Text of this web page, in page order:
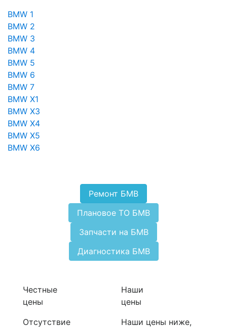
BMW 1
BMW 2
BMW 3
BMW 4
BMW 5
BMW 6
BMW 7
BMW X1
BMW X3
BMW X4
BMW X5
BMW X6
Ремонт БМВ
Плановое ТО БМВ
Запчасти на БМВ
Диагностика БМВ
Честные
цены
Отсутствие
Наши
цены
Наши цены ниже,